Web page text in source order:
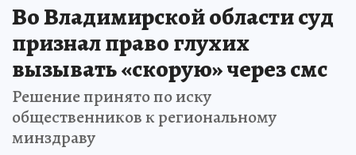
Во Владимирской области суд
признал право глухих
вызывать «скорую» через смс
Решение принято по иску
общественников к региональному
минздраву